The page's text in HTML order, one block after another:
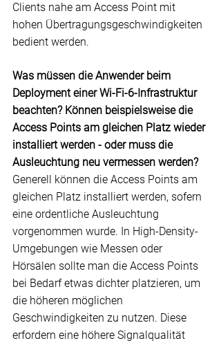
Clients nahe am Access Point mit
hohen Übertragungsgeschwindigkeiten
bedient werden.
Was müssen die Anwender beim
Deployment einer Wi-Fi-6-Infrastruktur
beachten? Können beispielsweise die
Access Points am gleichen Platz wieder
installiert werden - oder muss die
Ausleuchtung neu vermessen werden?
Generell können die Access Points am
gleichen Platz installiert werden, sofern
eine ordentliche Ausleuchtung
vorgenommen wurde. In High-Density-
Umgebungen wie Messen oder
Hörsälen sollte man die Access Points
bei Bedarf etwas dichter platzieren, um
die höheren möglichen
Geschwindigkeiten zu nutzen. Diese
erfordern eine höhere Signalqualität